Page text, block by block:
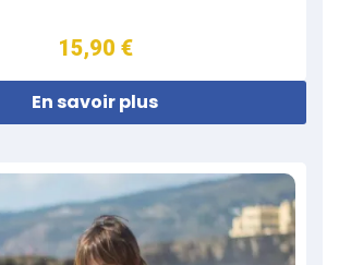
15,90 €
En savoir plus